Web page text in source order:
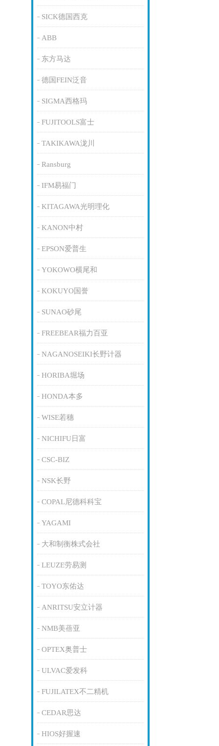
SICK德国西克
ABB
东方马达
德国FEIN泛音
SIGMA西格玛
FUJITOOLS富士
TAKIKAWA泷川
Ransburg
IFM易福门
KITAGAWA光明理化
KANON中村
EPSON爱普生
YOKOWO横尾和
KOKUYO国誉
SUNAO砂尾
FREEBEAR福力百亚
NAGANOSEIKI长野计器
HORIBA堀场
HONDA本多
WISE若穗
NICHIFU日富
CSC-BIZ
NSK长野
COPAL尼德科科宝
YAGAMI
大和制衡株式会社
LEUZE劳易测
TOYO东佑达
ANRITSU安立计器
NMB美蓓亚
OPTEX奥普士
ULVAC爱发科
FUJILATEX不二精机
CEDAR思达
HIOS好握速